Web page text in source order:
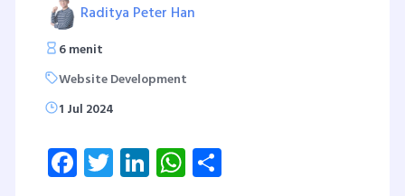
Raditya Peter Han
6 menit
Website Development
1 Jul 2024
Facebook
Twitter
LinkedInWhatsApp